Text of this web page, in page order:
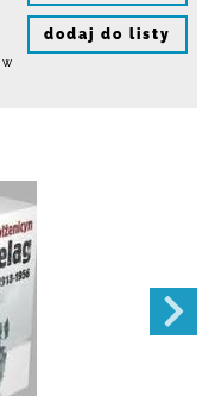
w
dodaj do listy